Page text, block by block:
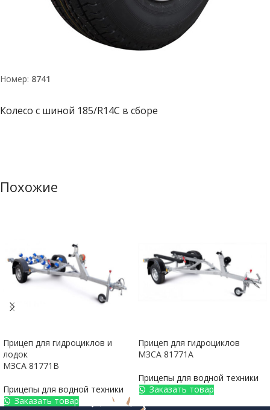
Номер: 8741
Колесо с шиной 185/R14С в сборе
Похожие
Прицеп для гидроциклов и
лодок
МЗСА 81771B
Прицепы для водной техники
Заказать товар
Прицеп для гидроциклов
МЗСА 81771А
Прицепы для водной техники
Заказать товар